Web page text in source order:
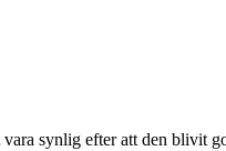
synlig efter att den blivit